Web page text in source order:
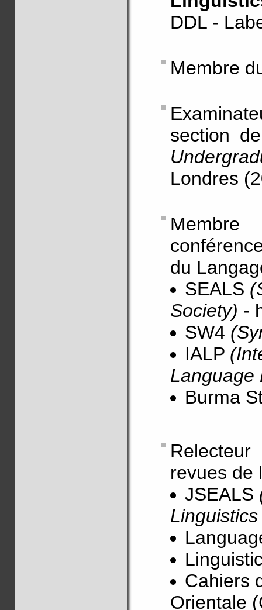
DDL -
Membre
section
Londres
du
SEALS
Society) -
SW4
IALP
Language
Burma
revues de
JSEALS
Cahiers
Orientale